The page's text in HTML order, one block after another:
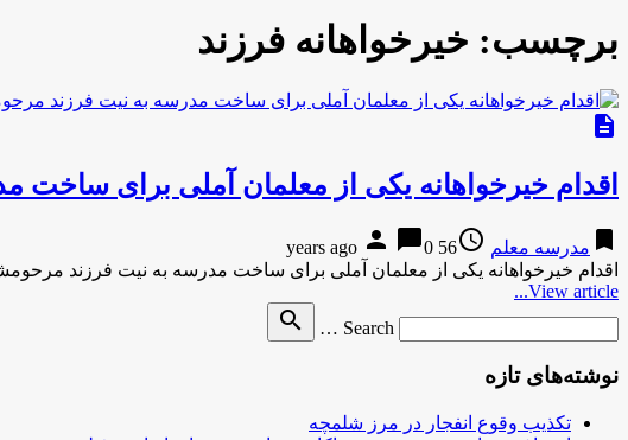
برچسب: خیرخواهانه فرزند
description
اقدام خیرخواهانه یکی از معلمان آملی برای
bookmark مدرسه معلم access_time
56 years ago
person chat_bubble0
اقدام خیرخواهانه یکی از معلمان آملی برای ساخت مدرسه به نیت فرزند
View article...
Search …
search
نوشته‌های تازه
تکذیب وقوع انفجار در مرز شلمچه